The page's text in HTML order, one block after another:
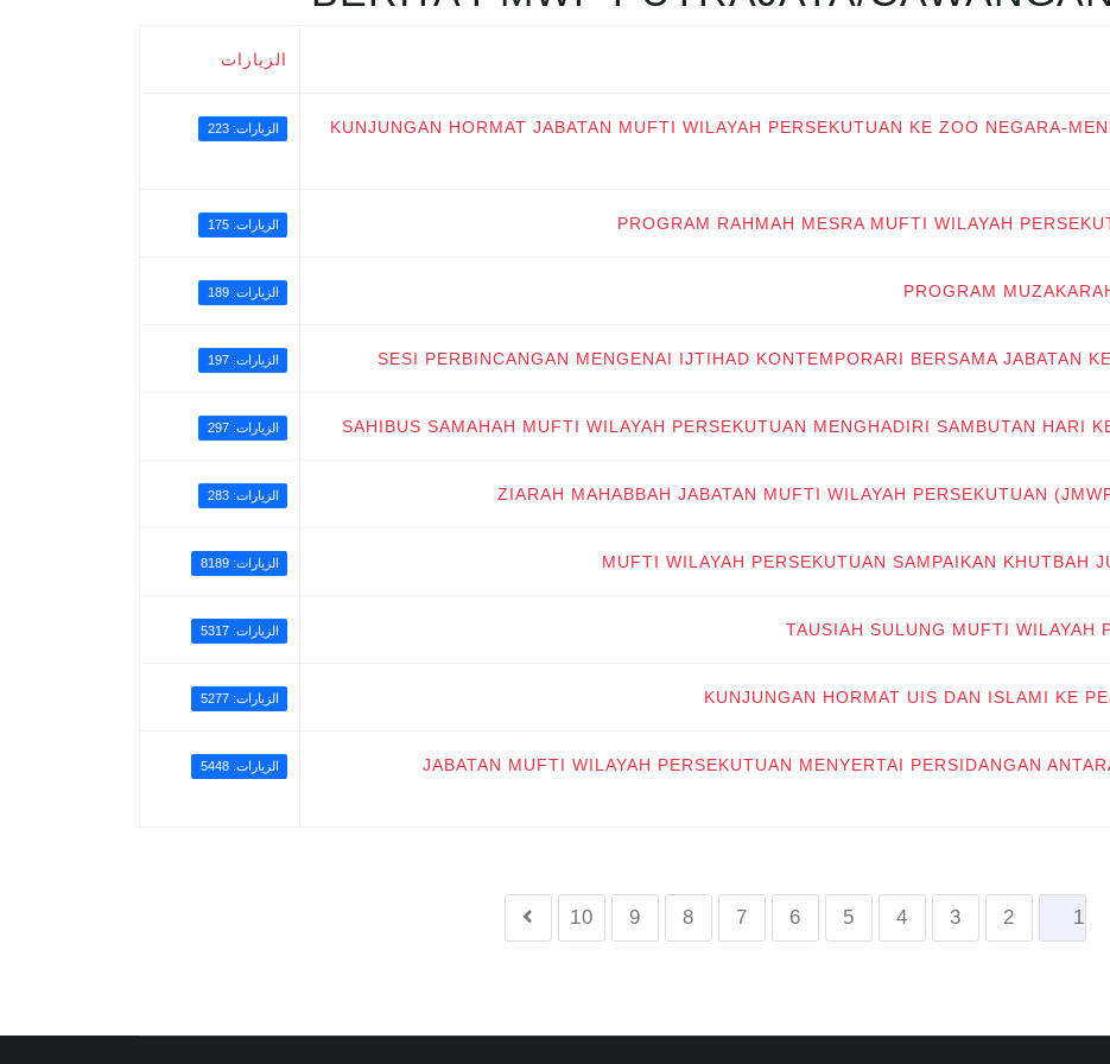
الزيارات
KUNJUNGAN HORMAT JABATAN MUFTI WILAYAH PERSEKUTUAN KE ZOO NEGARA-
الزيارات: 223
PROGRAM RAHMAH MESRA MUFTI WILAYAH الزيارات: 175
PROGRAM الزيارات: 189
SESI PERBINCANGAN MENGENAI IJTIHAD KONTEMPORARI BERSAMA JABATAN الزيارات: 197
SAHIBUS SAMAHAH MUFTI WILAYAH PERSEKUTUAN MENGHADIRI SAMBUTAN HARI الزيارات: 297
ZIARAH MAHABBAH JABATAN MUFTI WILAYAH PERSEKUTUAN الزيارات: 283
MUFTI WILAYAH PERSEKUTUAN SAMPAIKAN KHUTBAH الزيارات: 8189
TAUSIAH SULUNG MUFTI WILAYAH الزيارات: 5317
KUNJUNGAN HORMAT UIS DAN ISLAMI KE الزيارات: 5277
JABATAN MUFTI WILAYAH PERSEKUTUAN MENYERTAI PERSIDANGAN
الزيارات: 5448
1
2
3
4
5
6
7
8
9
10